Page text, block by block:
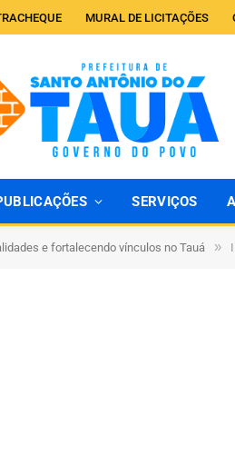
MURAL DE LICITAÇÕES
SERVIÇOS
e fortalecendo vínculos no Tauá »